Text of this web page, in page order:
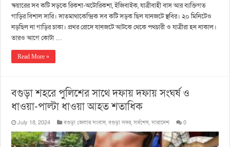
স্কয়ারের সব কটি সড়কে রিকশা-অটোরিকশা, ইজিবাইক, যাত্রীবাহী বাস আর ব্যক্তিগত
গাড়ির বিশাল সারি। সাতমাথাকেন্দ্রিক সব কটি সড়ক ছিল যানজটে স্থবির। ২০ মিনিটেও
নড়ছিল না গাড়ির চাকা। প্রখর রোদে যানজটে আটকে থেকে পথচারী ও যাত্রীরা হন নাকাল।
তারও আগে কোটা …
Read More »
বগুড়া শহরে পুলিশের সাথে দফায় দফায় সংঘর্ষ ও
ধাওয়া-পাল্টা ধাওয়া আহত শতাধিক
July 18, 2024 বগুড়া জেলার সংবাদ,বগুড়া সদর,সর্বশেষ,সারাদেশ 0